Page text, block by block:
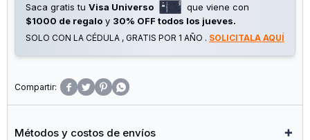
Saca gratis tu Visa Universo
que viene con
$1000 de regalo y 30% OFF todos los jueves.
SOLO CON LA CÉDULA , GRATIS POR 1 AÑO . SOLICITALA AQUÍ
   
Métodos y costos de envíos